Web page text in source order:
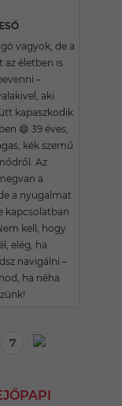
vagyok, de a
az életben is
–
aki
kapaszkodik
😄 39 éves,
kék szemű
Az
a
a nyugalmat
kapcsolatban
kell, hogy
elég, ha
navigálni –
ha néha
7